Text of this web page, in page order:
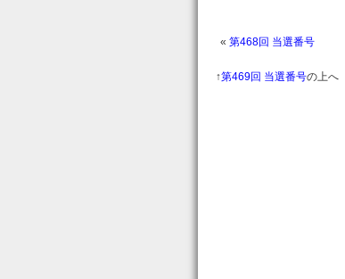
« 第468回 当選番号
↑第469回 当選番号の上へ